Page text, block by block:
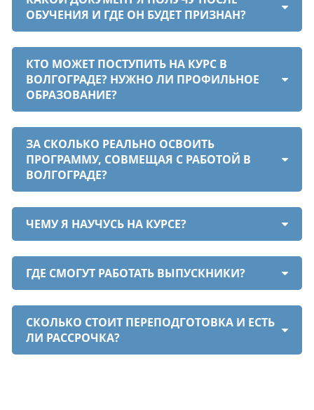
ОБУЧЕНИЯ И ГДЕ ОН БУДЕТ ПРИЗНАН?
КТО МОЖЕТ ПОСТУПИТЬ НА КУРС В
ВОЛГОГРАДЕ? НУЖНО ЛИ ПРОФИЛЬНОЕ
ОБРАЗОВАНИЕ?
ЗА СКОЛЬКО РЕАЛЬНО ОСВОИТЬ
ПРОГРАММУ, СОВМЕЩАЯ С РАБОТОЙ В
ВОЛГОГРАДЕ?
ЧЕМУ Я НАУЧУСЬ НА КУРСЕ?
ГДЕ СМОГУТ РАБОТАТЬ ВЫПУСКНИКИ?
СКОЛЬКО СТОИТ ПЕРЕПОДГОТОВКА И ЕСТЬ
ЛИ РАССРОЧКА?